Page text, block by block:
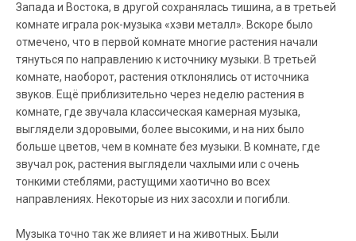
Запада и Востока, в другой сохранялась тишина, а в третьей
комнате играла рок-музыка «хэви металл». Вскоре было
отмечено, что в первой комнате многие растения начали
тянуться по направлению к источнику музыки. В третьей
комнате, наоборот, растения отклонялись от источника
звуков. Ещё приблизительно через неделю растения в
комнате, где звучала классическая камерная музыка,
выглядели здоровыми, более высокими, и на них было
больше цветов, чем в комнате без музыки. В комнате, где
звучал рок, растения выглядели чахлыми или с очень
тонкими стеблями, растущими хаотично во всех
направлениях. Некоторые из них засохли и погибли.
Музыка точно так же влияет и на животных. Были